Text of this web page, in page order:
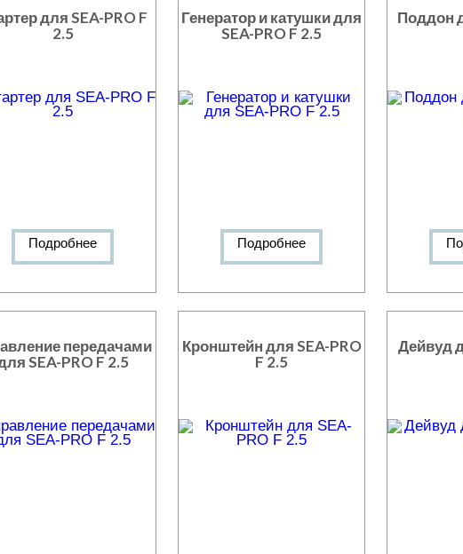
для SEA-PRO F
2.5
Подробнее
Генератор и катушки для
SEA-PRO F 2.5
Подробнее
Поддон
передачами
SEA-PRO F 2.5
Кронштейн для SEA-PRO
F 2.5
Дейвуд